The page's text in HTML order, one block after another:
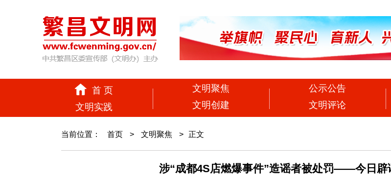
首 页
文明实践
文明聚焦
文明创建
公示公告
文明评论
当前位置： 首页 > 文明聚焦 > 正文
涉“成都4S店燃爆事件”造谣者被处罚——今日辟